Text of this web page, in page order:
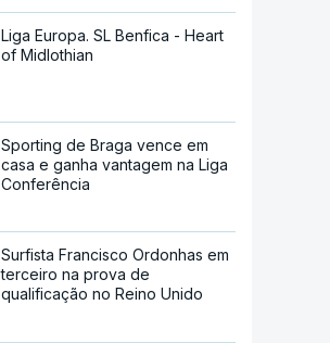
Liga Europa. SL Benfica - Heart
of Midlothian
Sporting de Braga vence em
casa e ganha vantagem na Liga
Conferência
Surfista Francisco Ordonhas em
terceiro na prova de
qualificação no Reino Unido